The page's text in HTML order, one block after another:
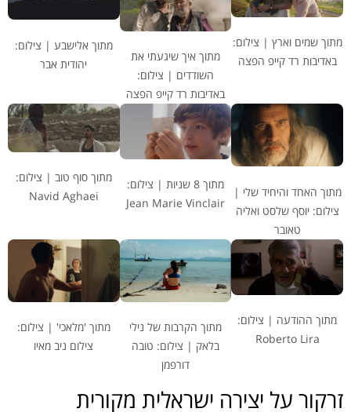
מתוך שמים וארץ | צילום:
באדיבות רד קייפ הפצה
מתוך איך שיגעתי את
השודדים | צילום:
באדיבות רד קייפ הפצה
מתוך אלישבע | צילום:
יהודית אבר
מתוך האחד והיחיד שלי |
צילום: יוסף שלסט ואליה
טאובר
מתוך 8 שניות | צילום:
Jean Marie Vinclair
מתוך סוף טוב | צילום:
Navid Aghaei
מתוך ההודעה | צילום:
Roberto Lira
מתוך הקרבות של נילי
בלאק | צילום: טובה
דורפמן
מתוך 'מלאכי' | צילום:
צילום ניב מאיו
זרקור על יצירה ישראלית מקורית